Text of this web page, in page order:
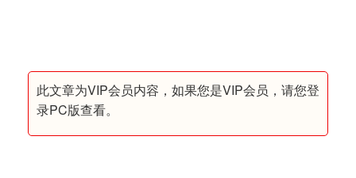
此文章为VIP会员内容，如果您是VIP会员，请您登
录PC版查看。